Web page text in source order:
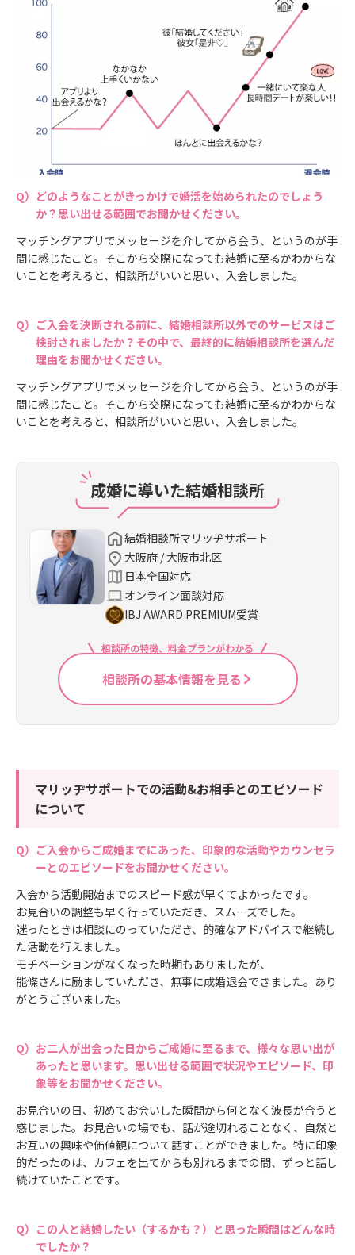
どのようなことがきっかけで婚活を始められたのでしょう
か？思い出せる範囲でお聞かせください。
マッチングアプリでメッセージを介してから会う、というのが手
間に感じたこと。そこから交際になっても結婚に至るかわからな
いことを考えると、相談所がいいと思い、入会しました。
ご入会を決断される前に、結婚相談所以外でのサービスはご
検討されましたか？その中で、最終的に結婚相談所を選んだ
理由をお聞かせください。
マッチングアプリでメッセージを介してから会う、というのが手
間に感じたこと。そこから交際になっても結婚に至るかわからな
いことを考えると、相談所がいいと思い、入会しました。
成婚に導いた結婚相談所
結婚相談所マリッヂサポート
大阪府 / 大阪市北区
日本全国対応
オンライン面談対応
IBJ AWARD PREMIUM受賞
相談所の特徴、料金プランがわかる
相談所の基本情報を見る
マリッヂサポートでの活動&お相手とのエピソード
について
ご入会からご成婚までにあった、印象的な活動やカウンセラ
ーとのエピソードをお聞かせください。
入会から活動開始までのスピード感が早くてよかったです。
お見合いの調整も早く行っていただき、スムーズでした。
迷ったときは相談にのっていただき、的確なアドバイスで継続し
た活動を行えました。
モチベーションがなくなった時期もありましたが、
能條さんに励ましていただき、無事に成婚退会できました。あり
がとうございました。
お二人が出会った日からご成婚に至るまで、様々な思い出が
あったと思います。思い出せる範囲で状況やエピソード、印
象等をお聞かせください。
お見合いの日、初めてお会いした瞬間から何となく波長が合うと
感じました。お見合いの場でも、話が途切れることなく、自然と
お互いの興味や価値観について話すことができました。特に印象
的だったのは、カフェを出てからも別れるまでの間、ずっと話し
続けていたことです。
この人と結婚したい（するかも？）と思った瞬間はどんな時
でしたか？